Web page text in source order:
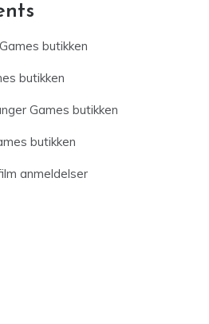
butikken
butikken
Games butikken
butikken
anmeldelser